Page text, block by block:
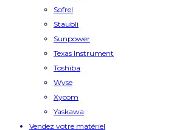
Sofrel
Staubli
Sunpower
Texas Instrument
Toshiba
Wyse
Xycom
Yaskawa
Vendez votre matériel